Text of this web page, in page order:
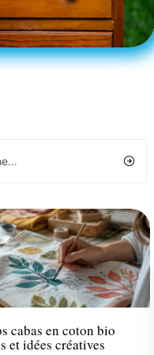
cabas en coton bio
et idées créatives